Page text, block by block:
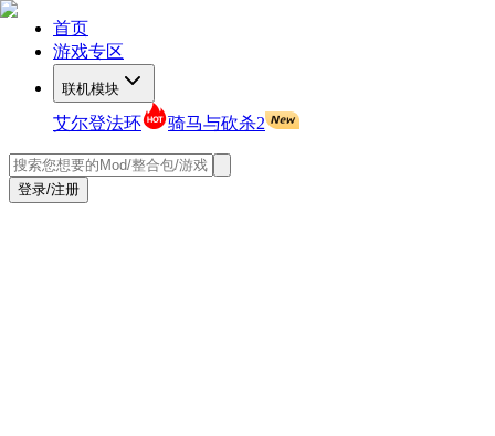
首页
游戏专区
联机模块
艾尔登法环 骑马与砍杀2
登录/注册